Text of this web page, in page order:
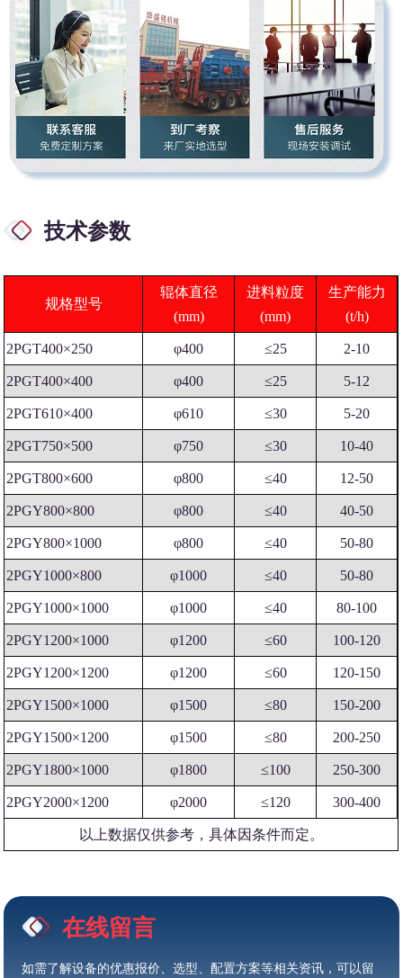
技术参数
规格型号
辊体直径
(mm)
进料粒度
(mm)
生产能力
(t/h)
2PGT400×250 φ400 ≤25 2-10
2PGT400×400 φ400 ≤25 5-12
2PGT610×400 φ610 ≤30 5-20
2PGT750×500 φ750 ≤30 10-40
2PGT800×600 φ800 ≤40 12-50
2PGY800×800 φ800 ≤40 40-50
2PGY800×1000 φ800 ≤40 50-80
2PGY1000×800 φ1000 ≤40 50-80
2PGY1000×1000 φ1000 ≤40 80-100
2PGY1200×1000 φ1200 ≤60 100-120
2PGY1200×1200 φ1200 ≤60 120-150
2PGY1500×1000 φ1500 ≤80 150-200
2PGY1500×1200 φ1500 ≤80 200-250
2PGY1800×1000 φ1800 ≤100 250-300
2PGY2000×1200 φ2000 ≤120 300-400
以上数据仅供参考，具体因条件而定。
在线留言
如需了解设备的优惠报价、选型、配置方案等相关资讯，可以留